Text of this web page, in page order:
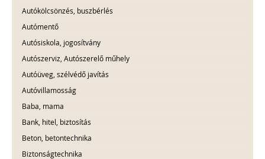
Autókölcsönzés, buszbérlés
Autómentő
Autósiskola, jogosítvány
Autószerviz, Autószerelő műhely
Autóüveg, szélvédő javítás
Autóvillamosság
Baba, mama
Bank, hitel, biztosítás
Beton, betontechnika
Biztonságtechnika